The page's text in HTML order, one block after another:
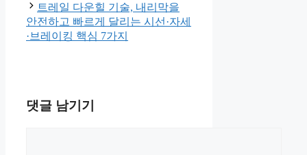
트레일 다운힐 기술, 내리막을
안전하고 빠르게 달리는 시선·자세
·브레이킹 핵심 7가지
댓글 남기기